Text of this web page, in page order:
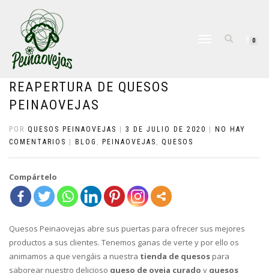
CAMBIAR
0
REAPERTURA DE QUESOS
PEINAOVEJAS
POR QUESOS PEINAOVEJAS 3 DE JULIO DE 2020
NO HAY
COMENTARIOS
BLOG , PEINAOVEJAS , QUESOS
Compártelo
Quesos Peinaovejas abre sus puertas para ofrecer sus mejores
productos a sus clientes. Tenemos ganas de verte y por ello os
animamos a que vengáis a nuestra tienda de quesos para
saborear nuestro delicioso queso de oveja curado y quesos